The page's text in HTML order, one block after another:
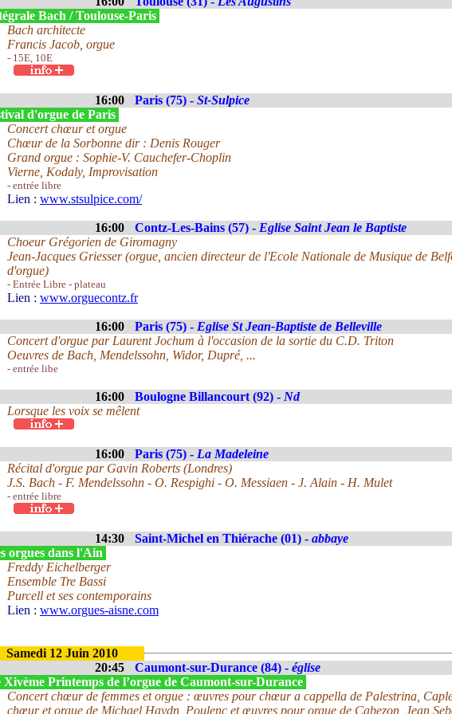
Bach / Toulouse-Paris
Bach architecte
Francis Jacob, orgue
- 15E, 10E
16:00 Paris (75) - St-Sulpice
d'orgue de Paris
Concert chœur et orgue
Chœur de la Sorbonne dir : Denis Rouger
Grand orgue : Sophie-V. Cauchefer-Choplin
Vierne, Kodaly, Improvisation
- entrée libre
Lien : www.stsulpice.com/
16:00 Contz-Les-Bains (57) - Eglise Saint Jean le Baptiste
Choeur Grégorien de Giromagny
Jean-Jacques Griesser (orgue, ancien directeur de l'Ecole Nationale de Musique de
d'orgue)
- Entrée Libre - plateau
Lien : www.orguecontz.fr
16:00 Paris (75) - Eglise St Jean-Baptiste de Belleville
Concert d'orgue par Laurent Jochum à l'occasion de la sortie du C.D. Triton
Oeuvres de Bach, Mendelssohn, Widor, Dupré, ...
- entrée libe
16:00 Boulogne Billancourt (92) - Nd
Lorsque les voix se mêlent
16:00 Paris (75) - La Madeleine
Récital d'orgue par Gavin Roberts (Londres)
J.S. Bach - F. Mendelssohn - O. Respighi - O. Messiaen - J. Alain - H. Mulet
- entrée libre
14:30 Saint-Michel en Thiérache (01) - abbaye
orgues dans l'Ain
Freddy Eichelberger
Ensemble Tre Bassi
Purcell et ses contemporains
Lien : www.orgues-aisne.com
Samedi 12 Juin 2010
20:45
Caumont-sur-Durance (84) - église
Xivème Printemps de l’orgue de Caumont-sur-Durance
Concert chœur de femmes et orgue : œuvres pour chœur a cappella de Palestrina,
chœur et orgue de Michael Haydn, Poulenc et œuvres pour orgue de Cabezon, Jean